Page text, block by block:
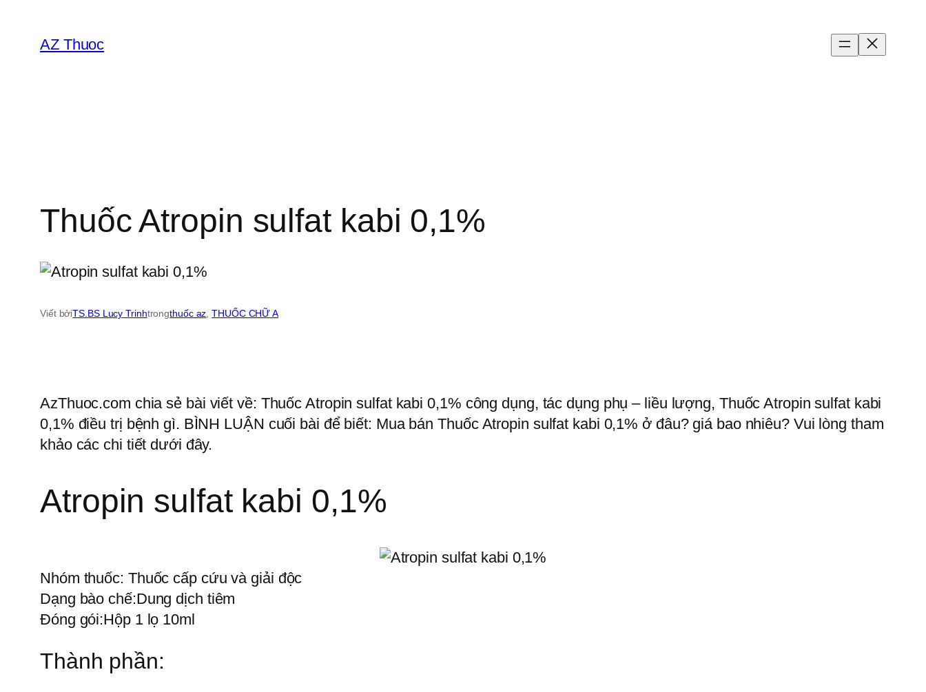
AZ Thuoc
Thuốc Atropin sulfat kabi 0,1%
Viết bởiTS.BS Lucy Trinhtrongthuốc az, THUỐC CHỮ A
AzThuoc.com chia sẻ bài viết về: Thuốc Atropin sulfat kabi 0,1% công dụng, tác dụng phụ – liều lượng, Thuốc Atropin sulfat kabi
0,1% điều trị bệnh gì. BÌNH LUẬN cuối bài để biết: Mua bán Thuốc Atropin sulfat kabi 0,1% ở đâu? giá bao nhiêu? Vui lòng tham
khảo các chi tiết dưới đây.
Atropin sulfat kabi 0,1%
Nhóm thuốc: Thuốc cấp cứu và giải độc
Dạng bào chế:Dung dịch tiêm
Đóng gói:Hộp 1 lọ 10ml
Thành phần: